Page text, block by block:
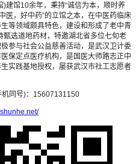
馆10余年，秉持“诚信为本，顺时养
医，好中药”的立馆之本，在中医药临床
等领域颇具特色，建设和形成了老中青
选道地药材，特邀湖北省多位七旬老
参与社会公益慈善活动，是武汉卫计委
保定点医疗机构，是国医大师路志正中
实践基地授权，屡获武汉市社工志愿者
同号)：15607131150